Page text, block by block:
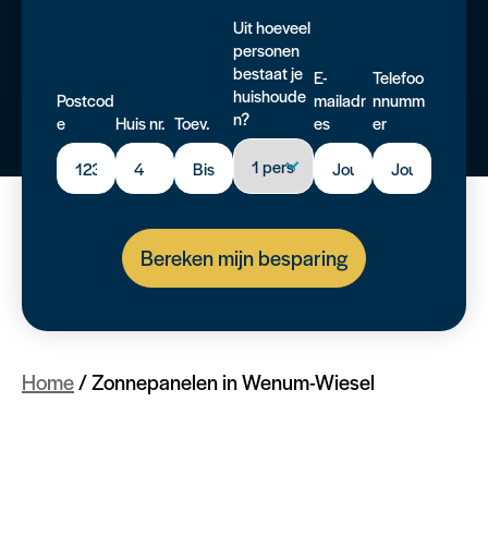
Postcod
e
Huis nr. Toev.
Uit hoeveel
personen
bestaat je
huishoude
n?
E-
mailadr
es
Telefoo
nnumm
er
Bereken mijn besparing
Home/Zonnepanelen in Wenum-Wiesel